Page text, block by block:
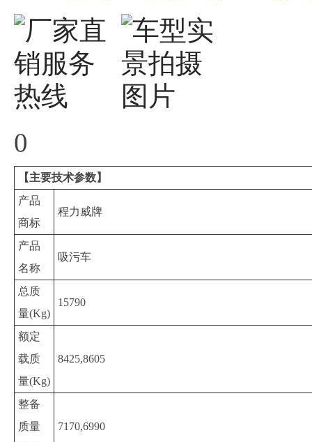
0
【主要技术参数】
产品
商标
程力威牌
产品
名称
吸污车
总质
量(Kg)
15790
额定
载质
量(Kg)
8425,8605
整备
质量
7170,6990